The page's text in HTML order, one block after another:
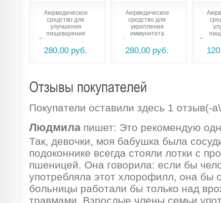
Аюрведическое
средство для
улучшения
пищеварения
Трипхала Himalaya
Triphala
280,00 руб.
Аюрведическое
средство для
укрепления
иммунитета
Амалаки Himalaya
Amalaki
280,00 руб.
Покупатели оставили здесь 1 отзыв(-
Людмилапишет: Это рекомендую
Так, девочки, моя бабушка была
подоконнике всегда стояли лотки с
пшеницей. Она говорила: если бы
употребляла этот хлорофилл, она бы
больницы работали бы только над
травмами. Взрослые члены семьи